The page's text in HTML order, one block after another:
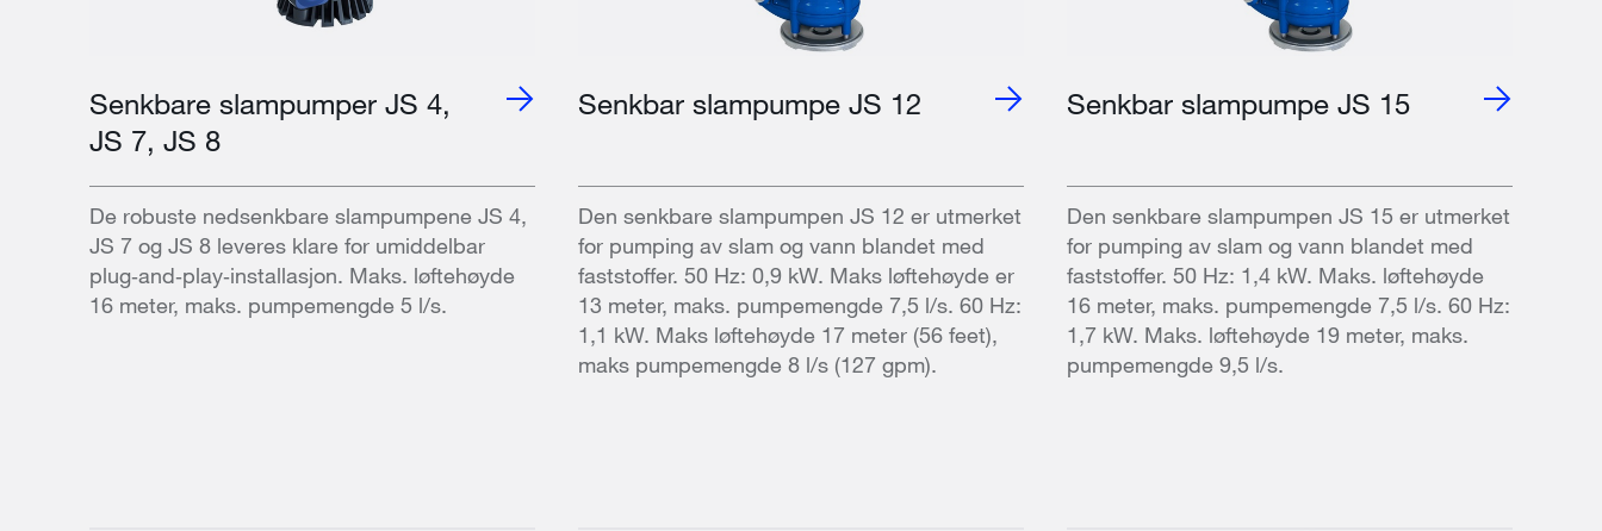
Senkbare slampumper JS 4,
JS 7, JS 8
De robuste nedsenkbare slampumpene JS 4,
JS 7 og JS 8 leveres klare for umiddelbar
plug‑and‑play‑installasjon. Maks. løftehøyde
16 meter, maks. pumpemengde 5 l/s.
Senkbar slampumpe JS 12
Den senkbare slampumpen JS 12 er utmerket
for pumping av slam og vann blandet med
faststoffer. 50 Hz: 0,9 kW. Maks løftehøyde er
13 meter, maks. pumpemengde 7,5 l/s. 60 Hz:
1,1 kW. Maks løftehøyde 17 meter (56 feet),
maks pumpemengde 8 l/s (127 gpm).
Senkbar slampumpe JS 15
Den senkbare slampumpen JS 15 er utmerket
for pumping av slam og vann blandet med
faststoffer. 50 Hz: 1,4 kW. Maks. løftehøyde
16 meter, maks. pumpemengde 7,5 l/s. 60 Hz:
1,7 kW. Maks. løftehøyde 19 meter, maks.
pumpemengde 9,5 l/s.